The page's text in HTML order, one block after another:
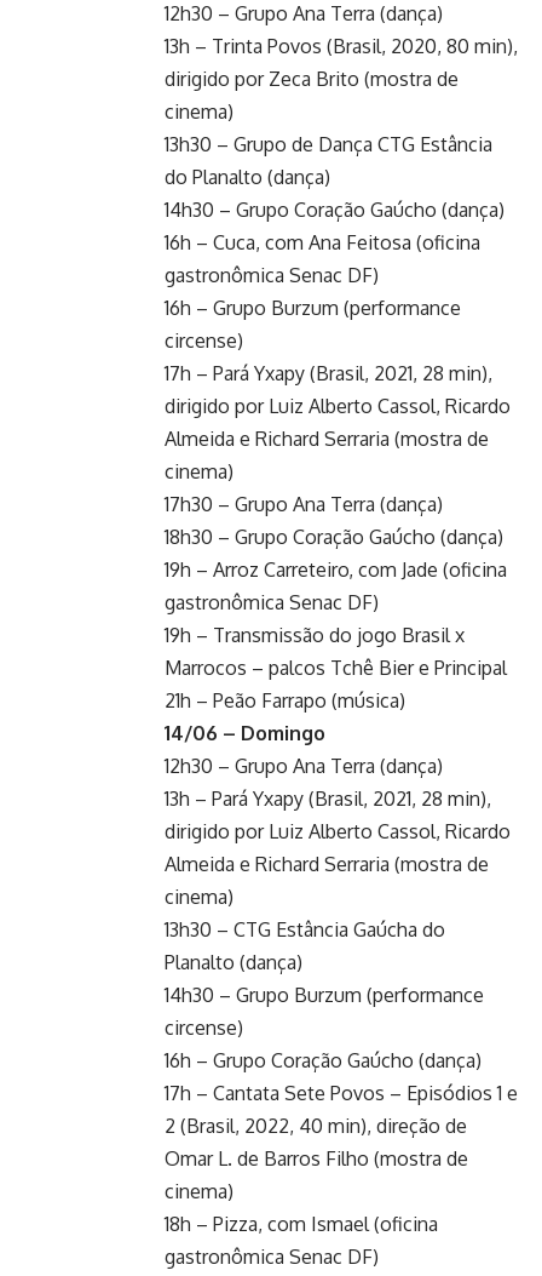
12h30 – Grupo Ana Terra (dança)
13h – Trinta Povos (Brasil, 2020, 80 min),
dirigido por Zeca Brito (mostra de
cinema)
13h30 – Grupo de Dança CTG Estância
do Planalto (dança)
14h30 – Grupo Coração Gaúcho (dança)
16h – Cuca, com Ana Feitosa (oficina
gastronômica Senac DF)
16h – Grupo Burzum (performance
circense)
17h – Pará Yxapy (Brasil, 2021, 28 min),
dirigido por Luiz Alberto Cassol, Ricardo
Almeida e Richard Serraria (mostra de
cinema)
17h30 – Grupo Ana Terra (dança)
18h30 – Grupo Coração Gaúcho (dança)
19h – Arroz Carreteiro, com Jade (oficina
gastronômica Senac DF)
19h – Transmissão do jogo Brasil x
Marrocos – palcos Tchê Bier e Principal
21h – Peão Farrapo (música)
14/06 – Domingo
12h30 – Grupo Ana Terra (dança)
13h – Pará Yxapy (Brasil, 2021, 28 min),
dirigido por Luiz Alberto Cassol, Ricardo
Almeida e Richard Serraria (mostra de
cinema)
13h30 – CTG Estância Gaúcha do
Planalto (dança)
14h30 – Grupo Burzum (performance
circense)
16h – Grupo Coração Gaúcho (dança)
17h – Cantata Sete Povos – Episódios 1 e
2 (Brasil, 2022, 40 min), direção de
Omar L. de Barros Filho (mostra de
cinema)
18h – Pizza, com Ismael (oficina
gastronômica Senac DF)